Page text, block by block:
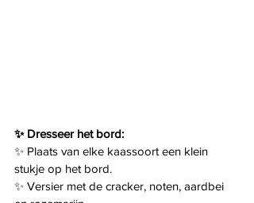
✨ Dresseer het bord:
✨ Plaats van elke kaassoort een klein
stukje op het bord.
✨ Versier met de cracker, noten, aardbei